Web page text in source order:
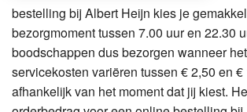
bestelling bij Albert Heijn kies je
bezorgmoment tussen 7.00 uur en 22.30
boodschappen dus bezorgen wanneer
servicekosten variëren tussen € 2,50 en €
afhankelijk van het moment dat jij kiest.